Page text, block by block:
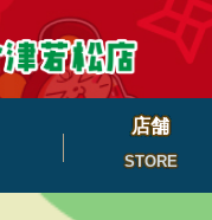
店舗
STORE